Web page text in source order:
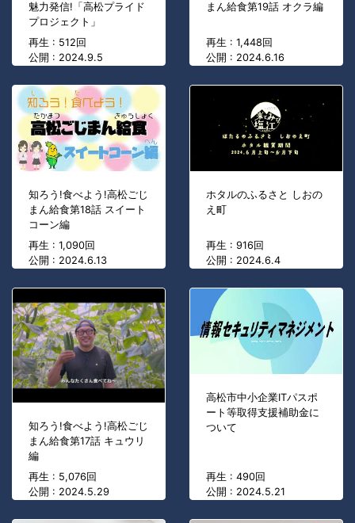
魅力発信!「高松プライド
プロジェクト」
再生 : 512回
公開 : 2024.9.5
まん給食第19話 オクラ編
再生 : 1,448回
公開 : 2024.6.16
知ろう!食べよう!高松ごじ
まん給食第18話 スイート
コーン編
再生 : 1,090回
公開 : 2024.6.13
ホタルのふるさと しおの
え町
再生 : 916回
公開 : 2024.6.4
知ろう!食べよう!高松ごじ
まん給食第17話 キュウリ
編
再生 : 5,076回
公開 : 2024.5.29
高松市中小企業ITパスポ
ート等取得支援補助金に
ついて
再生 : 490回
公開 : 2024.5.21